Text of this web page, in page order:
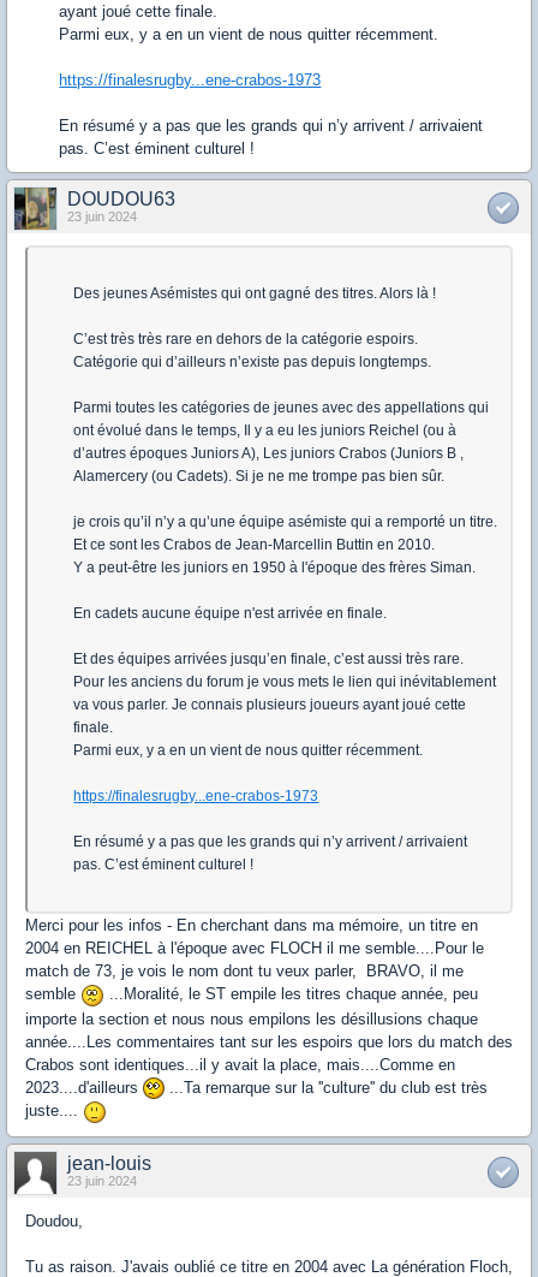
ayant joué cette finale.
Parmi eux, y a en un vient de nous quitter récemment.
https://finalesrugby...ene-crabos-1973
En résumé y a pas que les grands qui n’y arrivent / arrivaient
pas. C’est éminent culturel !
DOUDOU63
23 juin 2024
Des jeunes Asémistes qui ont gagné des titres. Alors là !
C’est très très rare en dehors de la catégorie espoirs.
Catégorie qui d’ailleurs n’existe pas depuis longtemps.
Parmi toutes les catégories de jeunes avec des appellations qui
ont évolué dans le temps, Il y a eu les juniors Reichel (ou à
d’autres époques Juniors A), Les juniors Crabos (Juniors B ,
Alamercery (ou Cadets). Si je ne me trompe pas bien sûr.
je crois qu’il n’y a qu’une équipe asémiste qui a remporté un titre.
Et ce sont les Crabos de Jean-Marcellin Buttin en 2010.
Y a peut-être les juniors en 1950 à l'époque des frères Siman.
En cadets aucune équipe n'est arrivée en finale.
Et des équipes arrivées jusqu’en finale, c’est aussi très rare.
Pour les anciens du forum je vous mets le lien qui inévitablement
va vous parler. Je connais plusieurs joueurs ayant joué cette
finale.
Parmi eux, y a en un vient de nous quitter récemment.
https://finalesrugby...ene-crabos-1973
En résumé y a pas que les grands qui n’y arrivent / arrivaient
pas. C’est éminent culturel !
Merci pour les infos - En cherchant dans ma mémoire, un titre en
2004 en REICHEL à l'époque avec FLOCH il me semble....Pour le
match de 73, je vois le nom dont tu veux parler, BRAVO, il me
semble
...Moralité, le ST empile les titres chaque année, peu
importe la section et nous nous empilons les désillusions chaque
année....Les commentaires tant sur les espoirs que lors du match des
Crabos sont identiques...il y avait la place, mais....Comme en
2023....d'ailleurs
...Ta remarque sur la ''culture'' du club est très
juste....
jean-louis
23 juin 2024
Doudou,
Tu as raison. J'avais oublié ce titre en 2004 avec La génération Floch,